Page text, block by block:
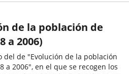
de la población de
a 2006)
de "Evolución de la población
a 2006", en el que se recogen los